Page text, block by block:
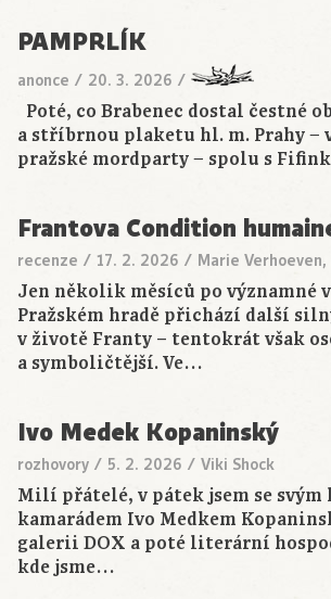
PAMPRLÍK
anonce / 20. 3. 2026 /
Poté, co Brabenec dostal čestné
a stříbrnou plaketu hl. m. Prahy −
pražské mordparty − spolu s
Frantova Condition
recenze / 17. 2. 2026 / Marie Verhoeven,
Jen několik měsíců po významné
Pražském hradě přichází další
v životě Franty – tentokrát však
a symboličtější. Ve…
Ivo Medek Kopaninský
rozhovory / 5. 2. 2026 / Viki Shock
Milí přátelé, v pátek jsem se
kamarádem Ivo Medkem
galerii DOX a poté literární
kde jsme…